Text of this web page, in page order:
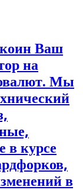
Ваш
на
Мы
в курсе
в